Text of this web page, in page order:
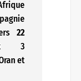
22
3
et